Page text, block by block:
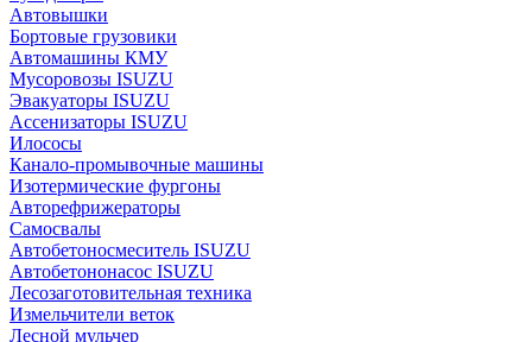
Автовышки
Бортовые грузовики
Автомашины КМУ
Мусоровозы ISUZU
Эвакуаторы ISUZU
Ассенизаторы ISUZU
Илососы
Канало-промывочные машины
Изотермические фургоны
Авторефрижераторы
Самосвалы
Автобетоносмеситель ISUZU
Автобетононасос ISUZU
Лесозаготовительная техника
Измельчители веток
Лесной мульчер